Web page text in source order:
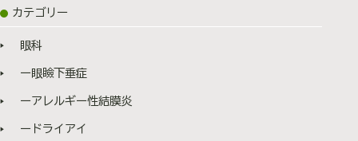
て小顔に見せたい ・食いしばりを解消したい ・ワキ汗
を長く見せたい ・綺麗な肩のラインを作りたい ・花粉
症を軽減したい など ボトックスはシワ治療だけでな
果があるため、幅広い目的で使われています。 ⏰効
週間後から徐々に効果を実感します ・持続期間：およそ
カテゴリー
眼科
ー眼瞼下垂症
ーアレルギー性結膜炎
ードライアイ